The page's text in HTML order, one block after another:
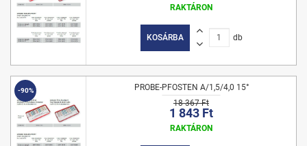
RAKTÁRON
KOSÁRBA db
-90%
PROBE-PFOSTEN A/1,5/4,0 15°
18 367 Ft
1 843 Ft
RAKTÁRON